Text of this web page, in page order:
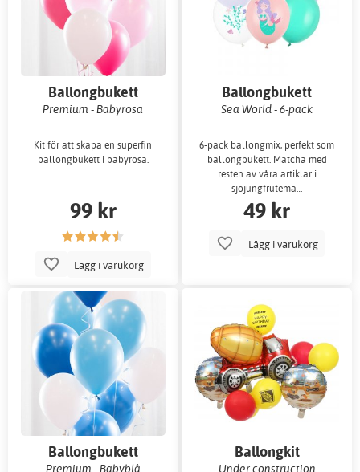
Ballongbukett
Premium - Babyrosa
Kit för att skapa en superfin
ballongbukett i babyrosa.
99 kr
Lägg i varukorg
Ballongbukett
Sea World - 6-pack
6-pack ballongmix, perfekt som
ballongbukett. Matcha med
resten av våra artiklar i
sjöjungfrutema…
49 kr
Lägg i varukorg
Ballongbukett
Premium - Babyblå
Ballongkit
Under construction